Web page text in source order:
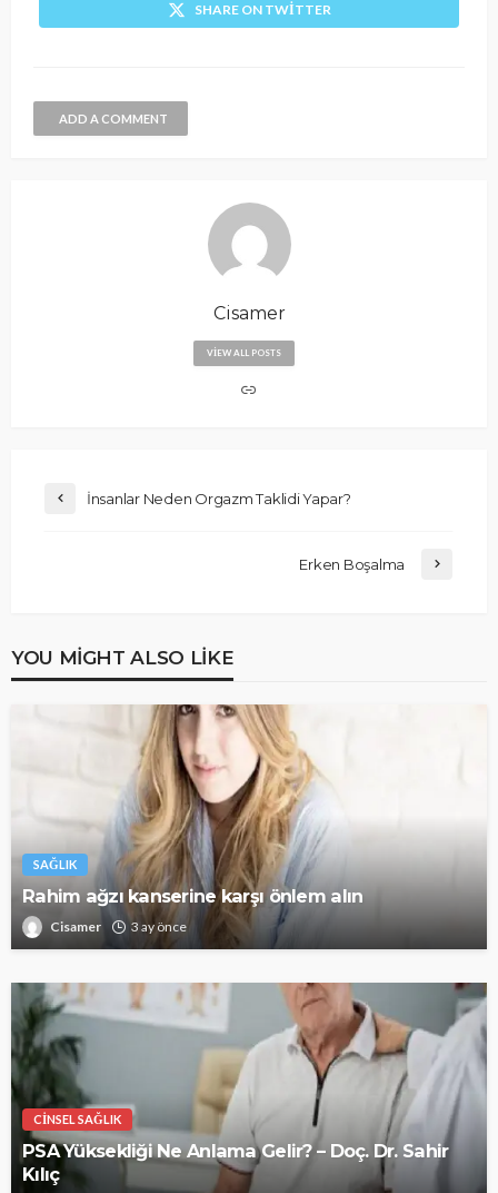
SHARE ON TWITTER
ADD A COMMENT
Cisamer
VIEW ALL POSTS
İnsanlar Neden Orgazm Taklidi Yapar?
Erken Boşalma
YOU MIGHT ALSO LIKE
SAĞLIK
Rahim ağzı kanserine karşı önlem alın
Cisamer 3 ay önce
CINSEL SAĞLIK
PSA Yüksekliği Ne Anlama Gelir? – Doç. Dr. Sahir
Kılıç